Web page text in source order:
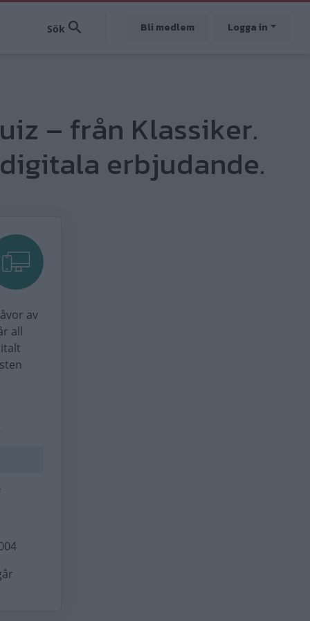
Bli medlem Logga in
– från Klassiker.
erbjudande.
av
all